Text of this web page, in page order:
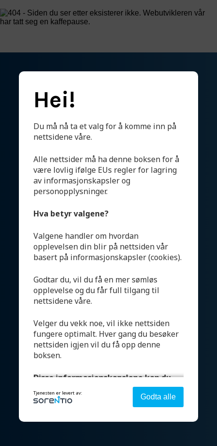
Om oss
Engineering for a
cleaner world
Systemer
Testhall og lab
Om oss
Kontakt
Salgsbetingelser
Åpenhetsloven
Hei!
Du må nå ta et valg for å komme inn på
nettsidene våre.
Alle nettsider må ha denne boksen for å
være lovlig ifølge EUs regler for lagring
av informasjonskapsler og
personopplysninger.
Hva betyr valgene?
Valgene handler om hvordan
opplevelsen din blir på nettsiden vår
basert på informasjonskapsler (cookies).
Godtar du, vil du få en mer sømløs
opplevelse og du får full tilgang til
nettsidene våre.
Velger du vekk noe, vil ikke nettsiden
fungere optimalt. Hver gang du besøker
nettsiden igjen vil du få opp denne
boksen.
Disse informasjonskapslene kan du
Strengt nødvendig - denne er alltid på
Tjenesten er levert av: Godta alle